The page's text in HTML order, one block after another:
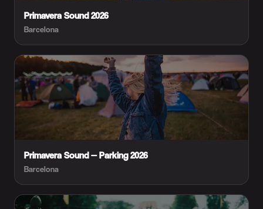
Primavera Sound 2026
Barcelona
Primavera Sound — Parking 2026
Barcelona